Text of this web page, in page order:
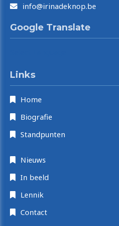
info@irinadeknop.be
Google Translate
Links
Home
Biografie
Standpunten
Nieuws
In beeld
Lennik
Contact